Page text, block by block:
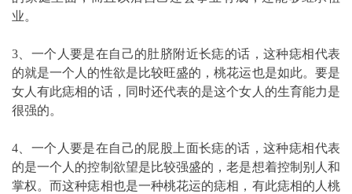
业。
3、一个人要是在自己的肚脐附近长痣的话，这种痣相代表
的就是一个人的性欲是比较旺盛的，桃花运也是如此。要是
女人有此痣相的话，同时还代表的是这个女人的生育能力是
很强的。
4、一个人要是在自己的屁股上面长痣的话，这种痣相代表
的是一个人的控制欲望是比较强盛的，老是想着控制别人和
掌权。而这种痣相也是一种桃花运的痣相，有此痣相的人桃